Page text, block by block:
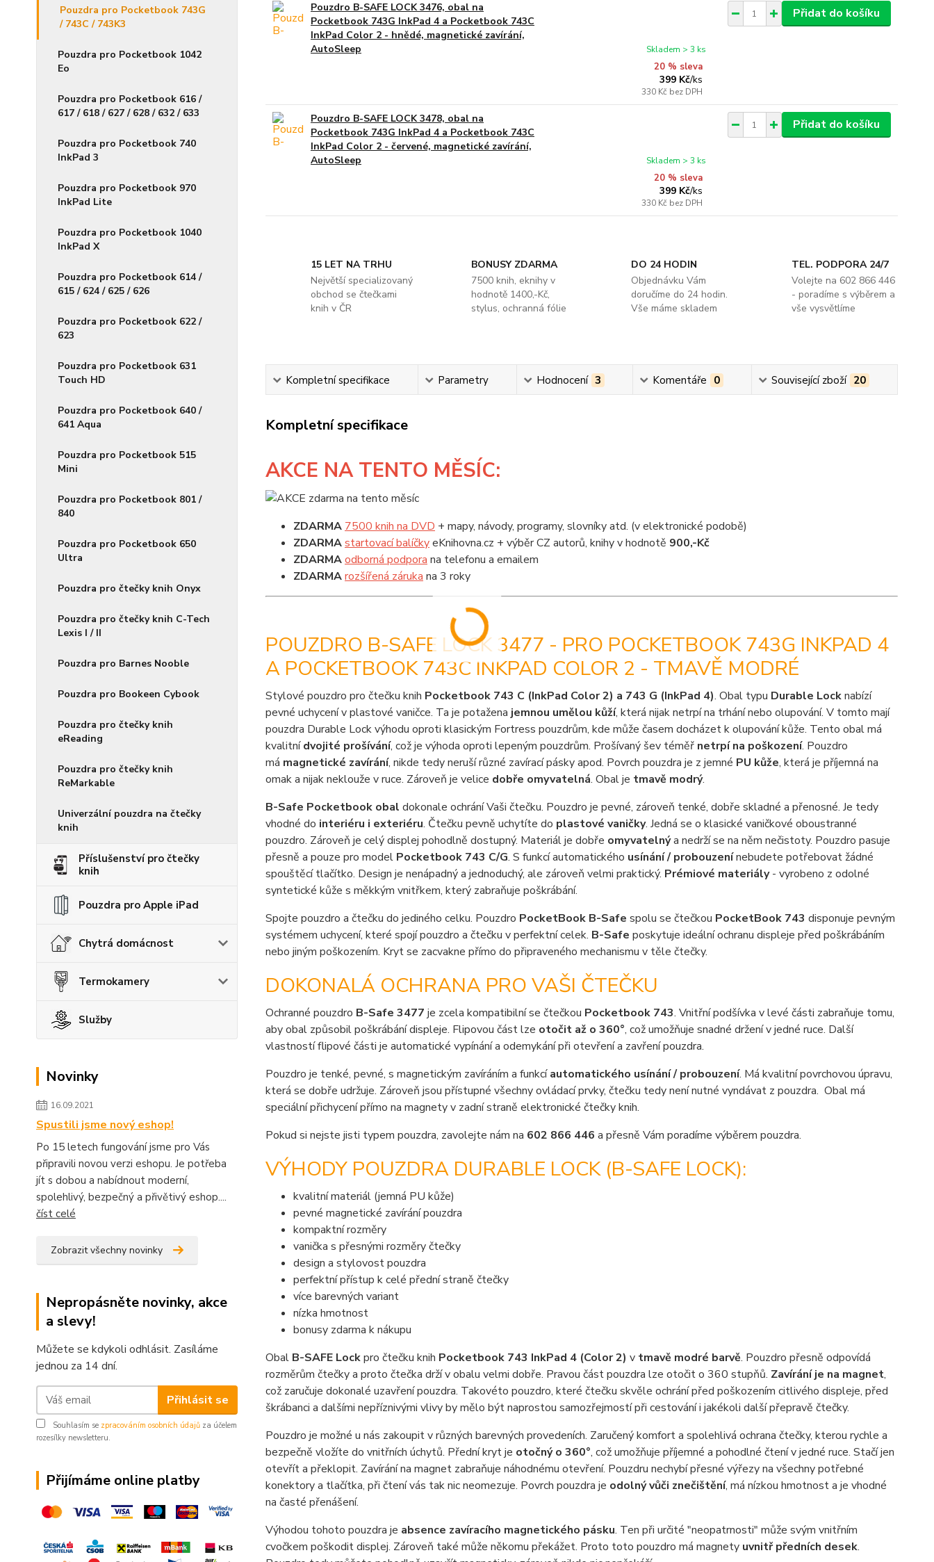
Pouzdra pro Pocketbook 743G
/ 743C / 743K3
Pouzdra pro Pocketbook 1042
Eo
Pouzdra pro Pocketbook 616 /
617 / 618 / 627 / 628 / 632 / 633
Pouzdra pro Pocketbook 740
InkPad 3
Pouzdra pro Pocketbook 970
InkPad Lite
Pouzdra pro Pocketbook 1040
InkPad X
Pouzdra pro Pocketbook 614 /
615 / 624 / 625 / 626
Pouzdra pro Pocketbook 622 /
623
Pouzdra pro Pocketbook 631
Touch HD
Pouzdra pro Pocketbook 640 /
641 Aqua
Pouzdra pro Pocketbook 515
Mini
Pouzdra pro Pocketbook 801 /
840
Pouzdra pro Pocketbook 650
Ultra
Pouzdra pro čtečky knih Onyx
Pouzdra pro čtečky knih C-Tech
Lexis I / II
Pouzdra pro Barnes Nooble
Pouzdra pro Bookeen Cybook
Pouzdra pro čtečky knih
eReading
Pouzdra pro čtečky knih
ReMarkable
Univerzální pouzdra na čtečky
knih
Příslušenství pro čtečky
knih
Pouzdra pro Apple iPad
Chytrá domácnost
Termokamery
Služby
Novinky
16.09.2021
Spustili jsme nový eshop!
Po 15 letech fungování jsme pro Vás
připravili novou verzi eshopu. Je potřeba
jít s dobou a nabídnout moderní,
spolehlivý, bezpečný a přivětivý eshop....
číst celé
Zobrazit všechny novinky
Nepropásněte novinky, akce
a slevy!
Můžete se kdykoli odhlásit. Zasíláme
jednou za 14 dní.
Přihlásit se
Souhlasím se zpracováním osobních údajů za účelem
rozesílky newsletteru.
Přijímáme online platby
Pouzdro B-SAFE LOCK 3476, obal na
Pocketbook 743G InkPad 4 a Pocketbook 743C
InkPad Color 2 - hnědé, magnetické zavírání,
AutoSleep
20 % sleva
399 Kč/ks
330 Kč bez DPH
Skladem > 3 ks
Přidat do košíku
Pouzdro B-SAFE LOCK 3478, obal na
Pocketbook 743G InkPad 4 a Pocketbook 743C
InkPad Color 2 - červené, magnetické zavírání,
AutoSleep
20 % sleva
399 Kč/ks
330 Kč bez DPH
Skladem > 3 ks
Přidat do košíku
15 LET NA TRHU
Největší specializovaný
obchod se čtečkami
knih v ČR
BONUSY ZDARMA
7500 knih, eknihy v
hodnotě 1400,-Kč,
stylus, ochranná fólie
DO 24 HODIN
Objednávku Vám
doručíme do 24 hodin.
Vše máme skladem
TEL. PODPORA 24/7
Volejte na 602 866 446
- poradíme s výběrem a
vše vysvětlíme
Kompletní specifikace Parametry Hodnocení 3 Komentáře 0 Související zboží 20
Kompletní specifikace
AKCE NA TENTO MĚSÍC:
ZDARMA 7500 knih na DVD + mapy, návody, programy, slovníky atd. (v elektronické podobě)
ZDARMAstartovací balíčkyeKnihovna.cz + výběr CZ autorů, knihy v hodnotě 900,-Kč
ZDARMAodborná podpora na telefonu a emailem
ZDARMArozšířená záruka na 3 roky
POUZDRO B-SAFE LOCK 3477 - PRO POCKETBOOK 743G INKPAD 4
A POCKETBOOK 743C INKPAD COLOR 2 - TMAVĚ MODRÉ
Stylové pouzdro pro čtečku knih Pocketbook 743 C (InkPad Color 2) a 743 G (InkPad 4). Obal typu Durable Locknabízí
pevné uchycení v plastové vaničce. Ta je potažena jemnou umělou kůží, která nijak netrpí na trhání nebo olupování. V tomto mají
pouzdra Durable Lock výhodu oproti klasickým Fortress pouzdrům, kde může časem docházet k olupování kůže. Tento obal má
kvalitnídvojité prošívání, což je výhoda oproti lepeným pouzdrům. Prošívaný šev téměř netrpí na poškození. Pouzdro
má magnetické zavírání, nikde tedy neruší různé zavírací pásky apod. Povrch pouzdra je z jemné PU kůže, která je příjemná na
omak a nijak neklouže v ruce. Zároveň je velice dobře omyvatelná. Obal je tmavě modrý.
B-Safe Pocketbook obal dokonale ochrání Vaši čtečku. Pouzdro je pevné, zároveň tenké, dobře skladné a přenosné. Je tedy
vhodné do interiéru i exteriéru. Čtečku pevně uchytíte do plastové vaničky. Jedná se o klasické vaničkové oboustranné
pouzdro. Zároveň je celý displej pohodlně dostupný. Materiál je dobře omyvatelnýa nedrží se na něm nečistoty. Pouzdro pasuje
přesně a pouze pro model Pocketbook 743 C/G. S funkcí automatického usínání / probouzenínebudete potřebovat žádné
spouštěcí tlačítko. Design je nenápadný a jednoduchý, ale zároveň velmi praktický. Prémiové materiály- vyrobeno z odolné
syntetické kůže s měkkým vnitřkem, který zabraňuje poškrábání.
Spojte pouzdro a čtečku do jediného celku. Pouzdro PocketBook B-Safe spolu se čtečkou PocketBook 743 disponuje pevným
systémem uchycení, které spojí pouzdro a čtečku v perfektní celek. B-Safe poskytuje ideální ochranu displeje před poškrábáním
nebo jiným poškozením. Kryt se zacvakne přímo do připraveného mechanismu v těle čtečky.
DOKONALÁ OCHRANA PRO VAŠI ČTEČKU
Ochranné pouzdro B-Safe 3477 je zcela kompatibilní se čtečkou Pocketbook 743. Vnitřní podšívka v levé části zabraňuje tomu,
aby obal způsobil poškrábání displeje. Flipovou část lze otočit až o 360°, což umožňuje snadné držení v jedné ruce. Další
vlastností flipové části je automatické vypínání a odemykání při otevření a zavření pouzdra.
Pouzdro je tenké, pevné, s magnetickým zavíráním a funkcíautomatického usínání / probouzení. Má kvalitní povrchovou úpravu,
která se dobře udržuje. Zároveň jsou přístupné všechny ovládací prvky, čtečku tedy není nutné vyndávat z pouzdra. Obal má
speciální přichycení přímo na magnety v zadní straně elektronické čtečky knih.
Pokud si nejste jisti typem pouzdra, zavolejte nám na 602 866 446 a přesně Vám poradíme výběrem pouzdra.
VÝHODY POUZDRA DURABLE LOCK (B-SAFE LOCK):
kvalitní materiál (jemná PU kůže)
pevné magnetické zavírání pouzdra
kompaktní rozměry
vanička s přesnými rozměry čtečky
design a stylovost pouzdra
perfektní přístup k celé přední straně čtečky
více barevných variant
nízka hmotnost
bonusy zdarma k nákupu
Obal B-SAFE Lockpro čtečku knih Pocketbook 743 InkPad 4 (Color 2) v tmavě modré barvě. Pouzdro přesně odpovídá
rozměrům čtečky a proto čtečka drží v obalu velmi dobře. Pravou část pouzdra lze otočit o 360 stupňů. Zavírání je na magnet,
což zaručuje dokonalé uzavření pouzdra. Takovéto pouzdro, které čtečku skvěle ochrání před poškozením citlivého displeje, před
škrábanci a dalšími nepříznivými vlivy by mělo být naprostou samozřejmostí při cestování i jakékoli další přepravě čtečky.
Pouzdro je možné u nás zakoupit v různých barevných provedeních. Zaručený komfort a spolehlivá ochrana čtečky, kterou rychle a
bezpečně vložíte do vnitřních úchytů. Přední kryt je otočný o 360°, což umožňuje příjemné a pohodlné čtení v jedné ruce. Stačí jen
otevřít a překlopit. Zavírání na magnet zabraňuje náhodnému otevření. Pouzdru nechybí přesné výřezy na všechny potřebné
konektory a tlačítka, při čtení vás tak nic neomezuje. Povrch pouzdra je odolný vůči znečištění, má nízkou hmotnost a je vhodné
na časté přenášení.
Výhodou tohoto pouzdra je absence zavíracího magnetického pásku. Ten při určité "neopatrnosti" může svým vnitřním
cvočkem poškodit displej. Zároveň také může někomu překážet. Proto toto pouzdro má magnety uvnitř předních desek.